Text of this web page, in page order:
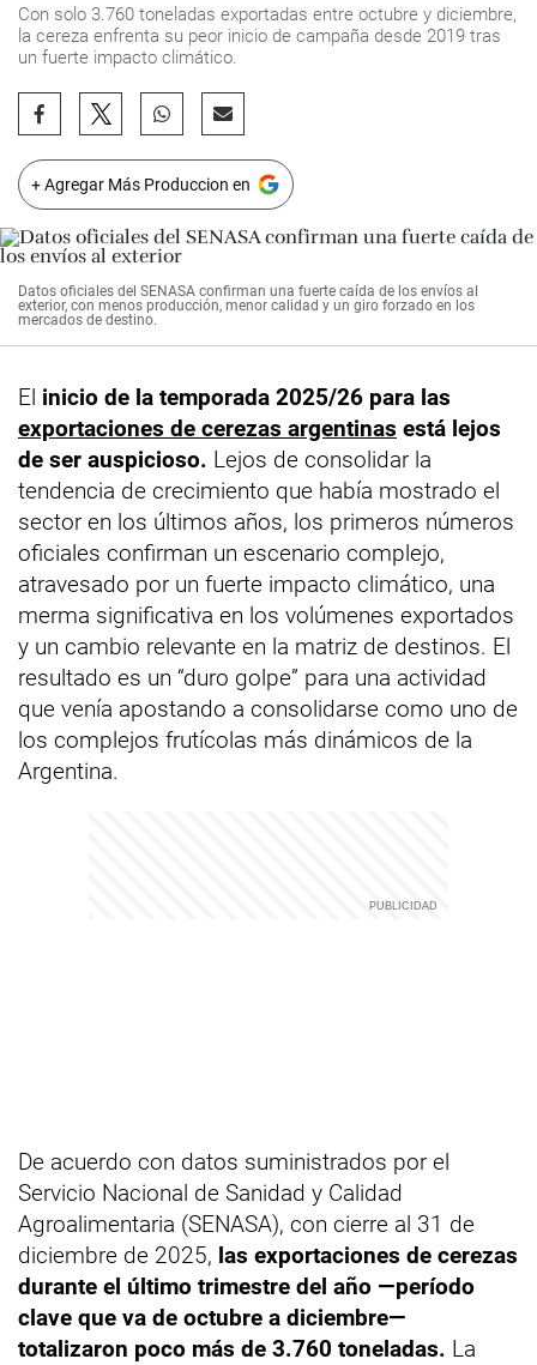
Con solo 3.760 toneladas exportadas entre octubre y diciembre,
la cereza enfrenta su peor inicio de campaña desde 2019 tras
un fuerte impacto climático.
+ Agregar Más Produccion en
Datos oficiales del SENASA confirman una fuerte caída de los envíos al
exterior, con menos producción, menor calidad y un giro forzado en los
mercados de destino.
El inicio de la temporada 2025/26 para las
exportaciones de cerezas argentinas está lejos
de ser auspicioso. Lejos de consolidar la
tendencia de crecimiento que había mostrado el
sector en los últimos años, los primeros números
oficiales confirman un escenario complejo,
atravesado por un fuerte impacto climático, una
merma significativa en los volúmenes exportados
y un cambio relevante en la matriz de destinos. El
resultado es un “duro golpe” para una actividad
que venía apostando a consolidarse como uno de
los complejos frutícolas más dinámicos de la
Argentina.
De acuerdo con datos suministrados por el
Servicio Nacional de Sanidad y Calidad
Agroalimentaria (SENASA), con cierre al 31 de
diciembre de 2025, las exportaciones de cerezas
durante el último trimestre del año —período
clave que va de octubre a diciembre—
totalizaron poco más de 3.760 toneladas. La